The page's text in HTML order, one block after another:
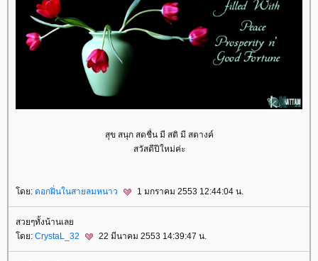
สุข สนุก สดชื่น มี สติ มี สตางค์
สวัสดีปีใหม่ค่ะ
ดย: ดอกฝิ่นในสายลมหนาว 1 มกราคม 2553 12:44:04 น.
สวยๆทั้งน้านเล
ดย: CrystaL_32 22 มีนาคม 2553 14:39:47 น.